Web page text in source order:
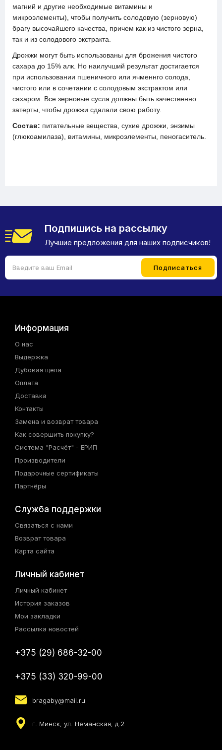
магний и другие необходимые витамины и
микроэлементы), чтобы получить солодовую (зерновую)
брагу высочайшего качества, причем как из чистого зерна,
так и из солодового экстракта.
Дрожжи могут быть использованы для брожения чистого
сахара до 15% алк. Но наилучший результат достигается
при использовании пшеничного или ячменнго солода,
чистого или в сочетании с солодовым экстрактом или
сахаром. Все зерновые сусла должны быть качественно
затерты, чтобы дрожжи сдалали свою работу.
Состав: питательные вещества, сухие дрожжи, энзимы
(глюкоамилаза), витамины, микроэлементы, пеногаситель.
Подпишись на рассылку
Лучшие предложения для наших подписчиков!
Информация
О нас
Выдержка
Дубовая щепа
Оплата
Доставка
Контакты
Замена и возврат товара
Как совершить покупку?
Система "Расчёт" - ЕРИП
Производители
Подарочные сертификаты
Партнёры
Служба поддержки
Связаться с нами
Возврат товара
Карта сайта
Личный кабинет
Личный кабинет
История заказов
Мои закладки
Рассылка новостей
+375 (29) 686-32-00
+375 (33) 320-99-00
bragaby@mail.ru
г. Минск, ул. Неманская, д.2